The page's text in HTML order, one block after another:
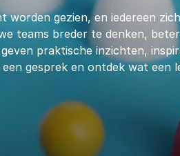
gezien, en iedereen
teams breder te denken,
praktische inzichten,
gesprek en ontdek wat een